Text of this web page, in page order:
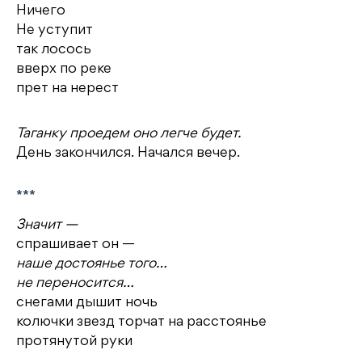
Ничего
Не уступит
так лосось
вверх по реке
прет на нерест
Таганку проедем оно легче будет.
День закончился. Начался вечер.
***
Значит —
спрашивает он —
наше достоянье того…
не переносится…
снегами дышит ночь
колючки звезд торчат на расстоянье
протянутой руки